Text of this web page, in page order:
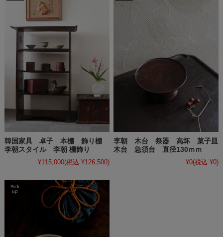
韓国家具 卓子 本棚 飾り棚
李朝スタイル 李朝 棚飾り
¥115,000(税込 ¥126,500)
李朝 木台 祭器 高坏 菓子皿
木台 急須台 直径130ｍｍ
¥0(税込 ¥0)